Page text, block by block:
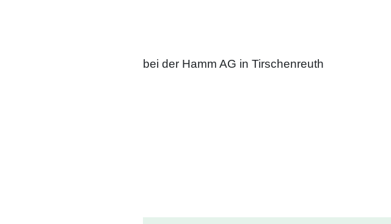
bei der Hamm AG in Tirschenreuth